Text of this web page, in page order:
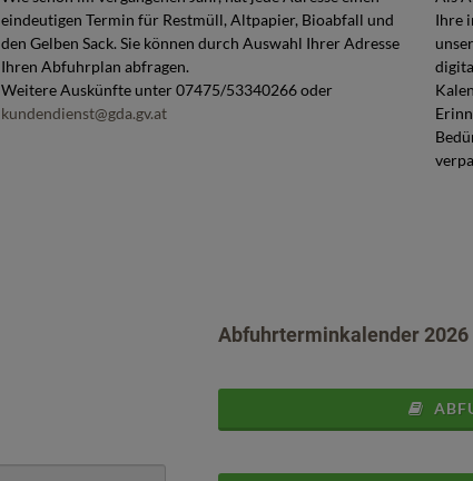
eindeutigen Termin für Restmüll, Altpapier, Bioabfall und
den Gelben Sack. Sie können durch Auswahl Ihrer Adresse
Ihren Abfuhrplan abfragen.
Weitere Auskünfte unter 07475/53340266 oder
kundendienst@gda.gv.at
Ihre
Abfuhrterminkalender 2026